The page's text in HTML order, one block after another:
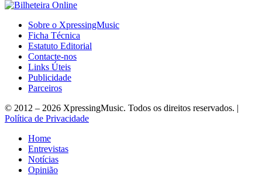
Sobre o XpressingMusic
Ficha Técnica
Estatuto Editorial
Contacte-nos
Links Úteis
Publicidade
Parceiros
© 2012 – 2026 XpressingMusic. Todos os direitos reservados. |
Política de Privacidade
Home
Entrevistas
Notícias
Opinião